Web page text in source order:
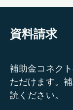
資料請求
補助金コネク
ただけます。
読ください。